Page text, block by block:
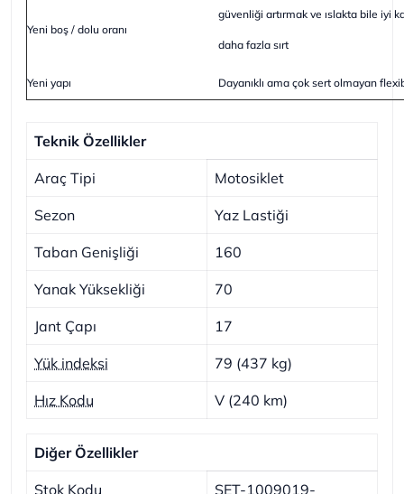
Yeni boş / dolu oranı
güvenliği artırmak ve ıslakta bile iyi
daha fazla sırt
Yeni yapı Dayanıklı ama çok sert olmayan
Teknik Özellikler
Araç Tipi Motosiklet
Sezon Yaz Lastiği
Taban Genişliği 160
Yanak Yüksekliği 70
Jant Çapı 17
Yük indeksi 79 (437 kg)
Hız Kodu V (240 km)
Diğer Özellikler
Stok Kodu SET-1009019-